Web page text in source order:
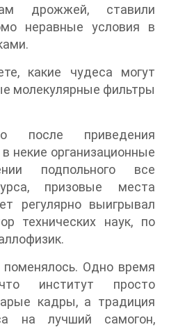
дрожжей, ставили
неравные условия в
какие чудеса могут
молекулярные фильтры
после приведения
некие организационные
подпольного все
призовые места
регулярно выигрывал
технических наук, по
Одно время
институт просто
кадры, а традиция
на лучший самогон,